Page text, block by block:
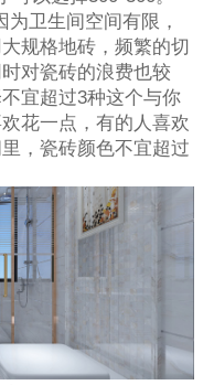
卫生间空间有限，
规格地砖，频繁的切
对瓷砖的浪费也较
宜超过3种这个与你
花一点，有的人喜欢
，瓷砖颜色不宜超过